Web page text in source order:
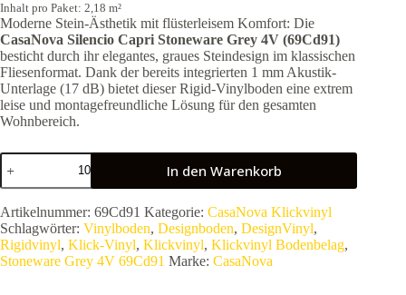
Inhalt pro Paket: 2,18 m²
Moderne Stein-Ästhetik mit flüsterleisem Komfort: Die
CasaNova Silencio Capri Stoneware Grey 4V (69Cd91)
besticht durch ihr elegantes, graues Steindesign im klassischen
Fliesenformat. Dank der bereits integrierten 1 mm Akustik-
Unterlage (17 dB) bietet dieser Rigid-Vinylboden eine extrem
leise und montagefreundliche Lösung für den gesamten
Wohnbereich.
CasaNova
Silencio
Capri
Stoneware
Grey
4V
69Cd91
|
In den Warenkorb
Artikelnummer: 69Cd91 Kategorie: CasaNova Klickvinyl
Schlagwörter: Vinylboden, Designboden, DesignVinyl,
Rigidvinyl, Klick-Vinyl, Klickvinyl, Klickvinyl Bodenbelag,
Stoneware Grey 4V 69Cd91 Marke: CasaNova